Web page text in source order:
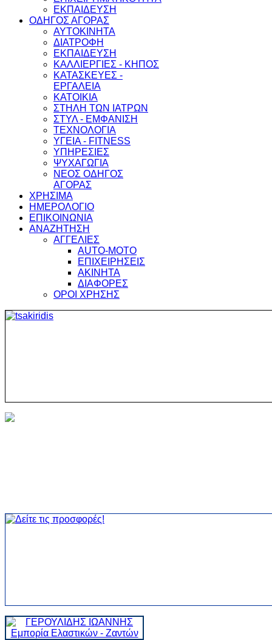
ΕΚΠΑΙΔΕΥΣΗ
ΟΔΗΓΟΣ ΑΓΟΡΑΣ
ΑΥΤΟΚΙΝΗΤΑ
ΔΙΑΤΡΟΦΗ
ΕΚΠΑΙΔΕΥΣΗ
ΚΑΛΛΙΕΡΓΙΕΣ - ΚΗΠΟΣ
ΚΑΤΑΣΚΕΥΕΣ -
ΕΡΓΑΛΕΙΑ
ΚΑΤΟΙΚΙΑ
ΣΤΗΛΗ ΤΩΝ ΙΑΤΡΩΝ
ΣΤΥΛ - ΕΜΦΑΝΙΣΗ
ΤΕΧΝΟΛΟΓΙΑ
ΥΓΕΙΑ - FITNESS
ΥΠΗΡΕΣΙΕΣ
ΨΥΧΑΓΩΓΙΑ
ΝΕΟΣ ΟΔΗΓΟΣ
ΑΓΟΡΑΣ
ΧΡΗΣΙΜΑ
ΗΜΕΡΟΛΟΓΙΟ
ΕΠΙΚΟΙΝΩΝΙΑ
ΑΝΑΖΗΤΗΣΗ
ΑΓΓΕΛΙΕΣ
AUTO-MOTO
ΕΠΙΧΕΙΡΗΣΕΙΣ
ΑΚΙΝΗΤΑ
ΔΙΑΦΟΡΕΣ
ΟΡΟΙ ΧΡΗΣΗΣ